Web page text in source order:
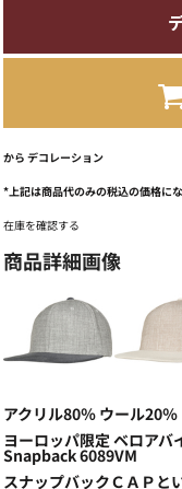
から デコレーション
*上記は商品代のみの税込の価格に
在庫を確認する
商品詳細画像
アクリル80％ ウール20％
ヨーロッパ限定 ベロア
Snapback 6089VM
スナップバックＣＡＰと